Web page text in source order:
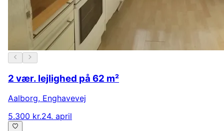
2 vær. lejlighed på 62 m²
Aalborg, Enghavevej
5.300 kr.24. april